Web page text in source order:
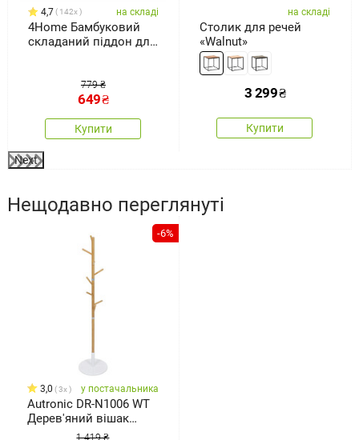
4,7 142x на складі
4Home Бамбуковий
складаний піддон для
779 ₴
649₴
Купити
на складі
Столик для речей
«Walnut»
3 299₴
Купити
Next
Нещодавно переглянуті
-6%
3,0 3x у постачальника
Autronic DR-N1006 WT
Дерев'яний вішак
білий, 40 x 175 см